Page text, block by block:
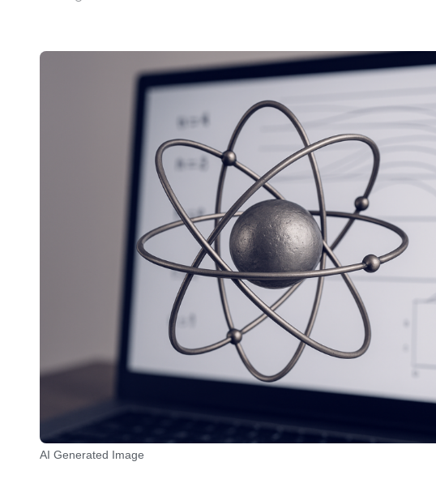
AI Generated Image